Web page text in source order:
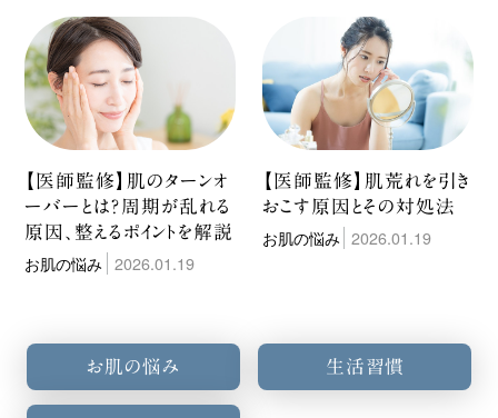
【医師監修】肌のターンオ
ーバーとは？周期が乱れる
原因、整えるポイントを解説
お肌の悩み 2026.01.19
【医師監修】肌荒れを引き
おこす原因とその対処法
お肌の悩み 2026.01.19
お肌の悩み 生活習慣